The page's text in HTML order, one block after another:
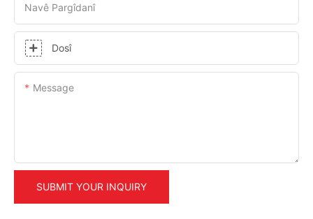
Navê Pargîdanî
Dosî
Message
SUBMIT YOUR INQUIRY